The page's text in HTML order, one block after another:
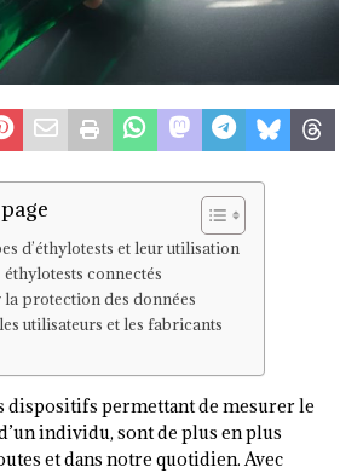
d’éthylotests et leur utilisation
éthylotests connectés
protection des données
utilisateurs et les fabricants
dispositifs permettant de mesurer le
individu, sont de plus en plus
et dans notre quotidien. Avec